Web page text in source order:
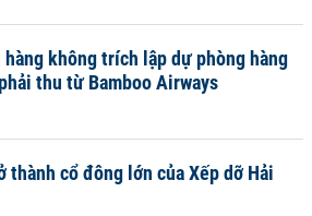
không trích lập dự phòng hàng
thu từ Bamboo Airways
cổ đông lớn của Xếp dỡ Hải